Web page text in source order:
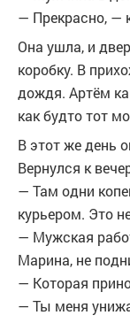
— Прекрасно, —
Она ушла, и
коробку. В
дождя. Артём
как будто тот
В этот же день
Вернулся к
— Там одни
курьером. Это
— Мужская
Марина, не
— Которая
— Ты меня